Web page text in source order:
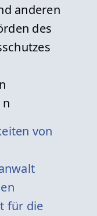
anderen
des
von
für die